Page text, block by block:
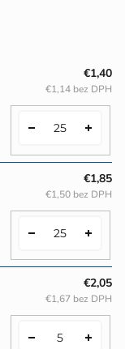
€1,40
€1,14 bez DPH
€1,85
€1,50 bez DPH
€2,05
€1,67 bez DPH